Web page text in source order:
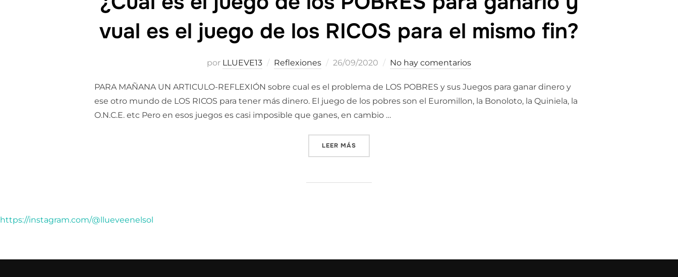
vual es el juego de los RICOS para el mismo fin?
por LLUEVE13 Reflexiones
Publicado
26/09/2020 No hay comentarios
PARA MAÑANA UN ARTICULO-REFLEXIÓN sobre cual es el problema de LOS POBRES y sus Juegos para ganar dinero y
ese otro mundo de LOS RICOS para tener más dinero. El juego de los pobres son el Euromillon, la Bonoloto, la Quiniela, la
O.N.C.E. etc Pero en esos juegos es casi imposible que ganes, en cambio …
LEER MÁS
https://instagram.com/@llueveenelsol